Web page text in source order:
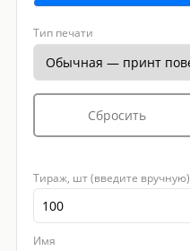
Тип печати
Сбросить
Тираж, шт (введите вручную)
Имя